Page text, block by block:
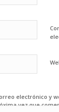
electrónico y
vez que